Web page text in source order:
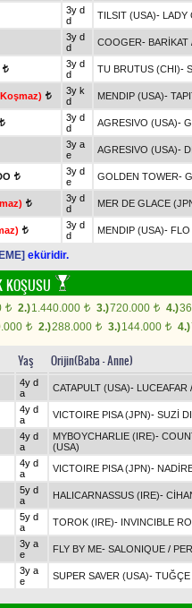
3y d
d
TILSIT (USA)- LADY
3y d
d
COOGER- BARİKAT
t
3y d
d
TU BRUTUS (CHI)-
t
3y k
d
MENDIP (USA)-
t
3y d
d
AGRESIVO (USA)-
3y a
e
AGRESIVO (USA)-
t
3y d
e
GOLDEN TOWER-
t
3y d
d
MER DE GLACE
t
3y d
d
MENDIP (USA)- FLO
eküridir.
KOŞUSU
t 2.)1.440.000 t 3.)720.000 t 4.)
t 2.)288.000 t 3.)144.000 t 4.)
Yaş Orijin(Baba - Anne)
4y d
a
CATAPULT (USA)- LUCEAFAR /
4y d
a
VICTOIRE PISA (JPN)- SUZİ
4y d
a
MYBOYCHARLIE (IRE)-
(USA)
4y d
a
VICTOIRE PISA (JPN)-
5y d
a
HALICARNASSUS (IRE)-
5y d
a
TOROK (IRE)- INVINCIBLE
3y a
e
FLY BY ME- SALONIQUE /
3y a
e
SUPER SAVER (USA)- TUĞÇE